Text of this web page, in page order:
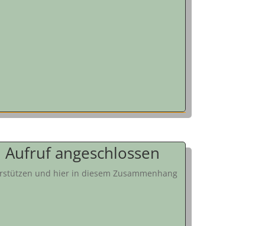
angeschlossen
und hier in diesem Zusammenhang